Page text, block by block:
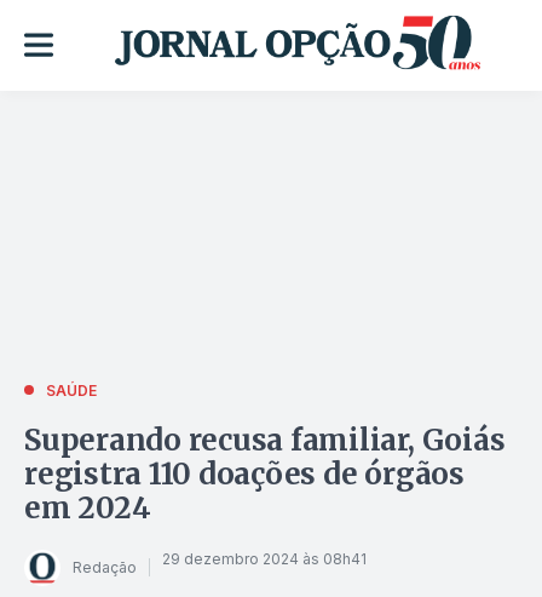
SAÚDE
Superando recusa familiar, Goiás
registra 110 doações de órgãos
em 2024
Redação 29 dezembro 2024 às 08h41